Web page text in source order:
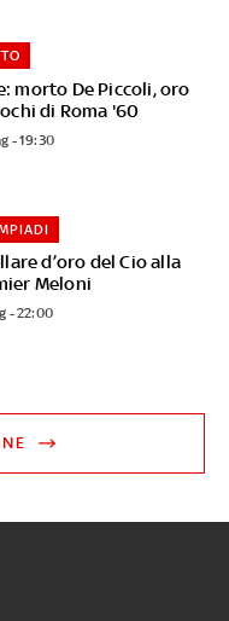
morto De Piccoli, oro
di Roma '60
- 19:30
d’oro del Cio alla
Meloni
- 22:00